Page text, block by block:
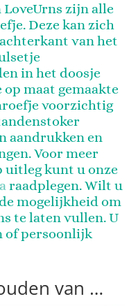
LoveUrns zijn alle
Deze kan zich
van het
in het doosje
maat gemaakte
voorzichtig
aandrukken en
Voor meer
uitleg kunt u onze
raadplegen. Wilt u
mogelijkheid om
te laten vullen. U
of persoonlijk
van …